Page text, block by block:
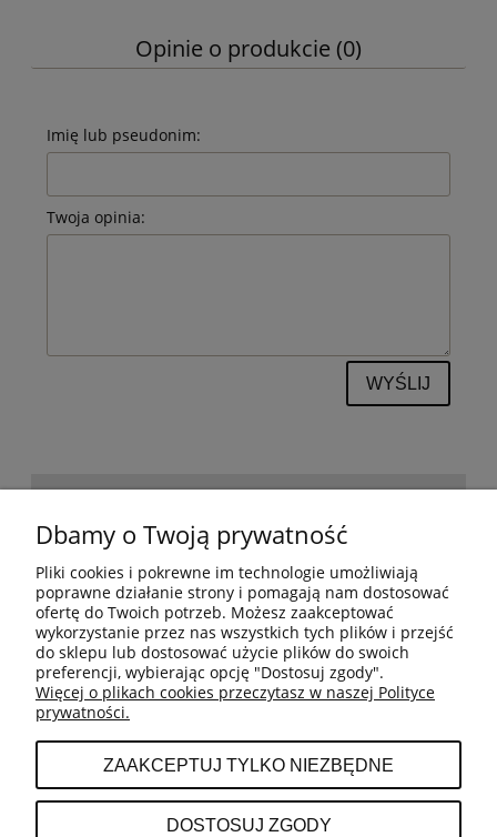
Opinie o produkcie (0)
Imię lub pseudonim:
Twoja opinia:
WYŚLIJ
BESTSELLERY
MOJE KONTO
INFORMACJE
Dbamy o Twoją prywatność
Pliki cookies i pokrewne im technologie umożliwiają
poprawne działanie strony i pomagają nam dostosować
ofertę do Twoich potrzeb. Możesz zaakceptować
wykorzystanie przez nas wszystkich tych plików i przejść
do sklepu lub dostosować użycie plików do swoich
preferencji, wybierając opcję "Dostosuj zgody".
Więcej o plikach cookies przeczytasz w naszej Polityce
prywatności.
ZAAKCEPTUJ TYLKO NIEZBĘDNE
DOSTOSUJ ZGODY